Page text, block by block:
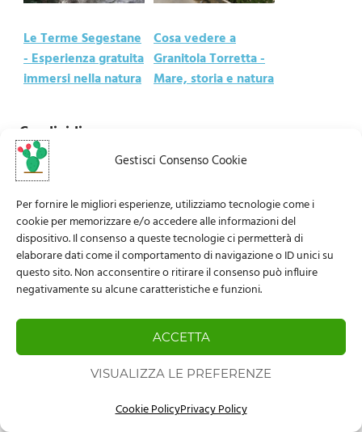
Gestisci Consenso Cookie
Per fornire le migliori esperienze, utilizziamo tecnologie come i
cookie per memorizzare e/o accedere alle informazioni del
dispositivo. Il consenso a queste tecnologie ci permetterà di
elaborare dati come il comportamento di navigazione o ID unici su
questo sito. Non acconsentire o ritirare il consenso può influire
negativamente su alcune caratteristiche e funzioni.
ACCETTA
VISUALIZZA LE PREFERENZE
Cookie PolicyPrivacy Policy
Le Terme Segestane
- Esperienza gratuita
immersi nella natura
Cosa vedere a
Granitola Torretta -
Mare, storia e natura
Condividi
Link
Navigazione
articoli
POST PRECEDENTE POST SUCCESSIVO
AUTORE: DARIO LO TURCO